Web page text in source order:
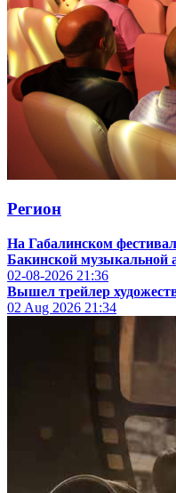
Регион
На Габалинском
Бакинской музыкальной
02-08-2026 21:36
Вышел трейлер
02 Aug 2026 21:34